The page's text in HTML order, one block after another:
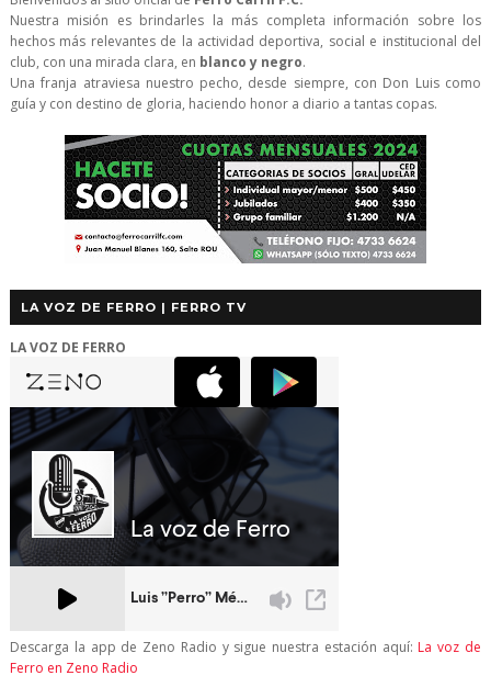
Nuestra misión es brindarles la más completa información sobre los
hechos más relevantes de la actividad deportiva, social e institucional del
club, con una mirada clara, en blanco y negro.
Una franja atraviesa nuestro pecho, desde siempre, con Don Luis como
guía y con destino de gloria, haciendo honor a diario a tantas copas.
LA VOZ DE FERRO | FERRO TV
LA VOZ DE FERRO
Descarga la app de Zeno Radio y sigue nuestra estación aquí: La voz de
Ferro en Zeno Radio